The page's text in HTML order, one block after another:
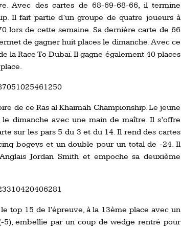
Avec des cartes de 68-69-68-66, il termine
Il fait partie d’un groupe de quatre joueurs à
lors de cette semaine. Sa dernière carte de 66
de gagner huit places le dimanche. Avec ce
la Race To Dubaï. Il gagne également 40 places
de ce Ras al Khaimah Championship. Le jeune
dimanche avec une main de maître. Il s’offre
sur les pars 5 du 3 et du 14. Il rend des cartes
bogeys et un double pour un total de -24. Il
Jordan Smith et empoche sa deuxième
top 15 de l’épreuve, à la 13ème place avec un
embellie par un coup de wedge rentré pour